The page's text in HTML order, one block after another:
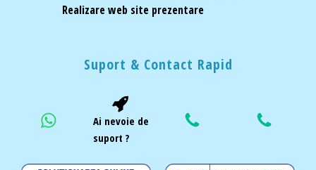
Realizare web site prezentare
Suport & Contact Rapid
Ai nevoie de
suport ?